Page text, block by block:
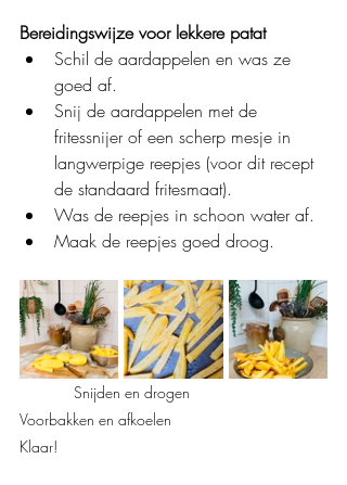
Bereidingswijze voor lekkere patat
Schil de aardappelen en was ze
goed af.
Snij de aardappelen met de
fritessnijer of een scherp mesje in
langwerpige reepjes (voor dit recept
de standaard fritesmaat).
Was de reepjes in schoon water af.
Maak de reepjes goed droog.
Snijden en drogen
Voorbakken en afkoelen
Klaar!